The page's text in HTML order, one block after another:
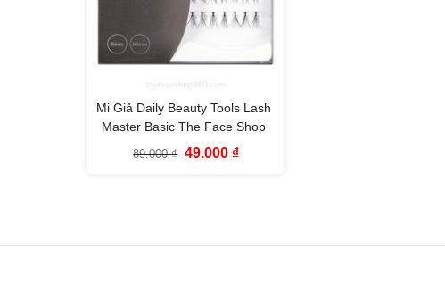
Mi Giả Daily Beauty Tools Lash
Master Basic The Face Shop
89.000₫ Giá
49.000 ₫Giá